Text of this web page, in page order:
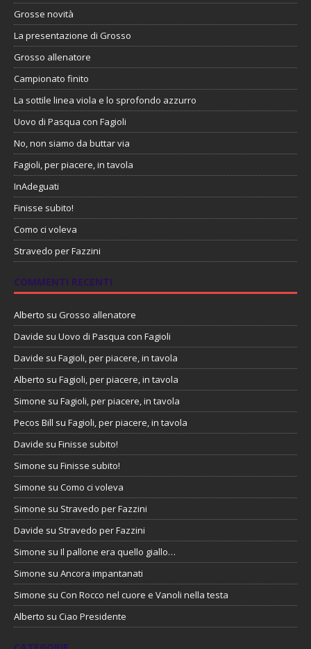
Grosse novità
La presentazione di Grosso
Grosso allenatore
Campionato finito
La sottile linea viola e lo sprofondo azzurro
Uovo di Pasqua con Fagioli
No, non siamo da buttar via
Fagioli, per piacere, in tavola
InAdeguati
Finisse subito!
Como ci voleva
Stravedo per Fazzini
COMMENTI RECENTI
Alberto su Grosso allenatore
Davide su Uovo di Pasqua con Fagioli
Davide su Fagioli, per piacere, in tavola
Alberto su Fagioli, per piacere, in tavola
Simone su Fagioli, per piacere, in tavola
Pecos Bill su Fagioli, per piacere, in tavola
Davide su Finisse subito!
Simone su Finisse subito!
Simone su Como ci voleva
Simone su Stravedo per Fazzini
Davide su Stravedo per Fazzini
Simone su Il pallone era quello giallo…
Simone su Ancora impantanati
Simone su Con Rocco nel cuore e Vanoli nella testa
Alberto su Ciao Presidente